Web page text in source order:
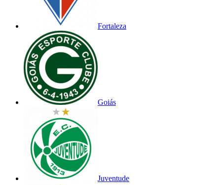
Fortaleza
Goiás
Juventude